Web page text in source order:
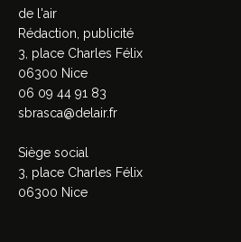
de l'air
Rédaction, publicité
3, place Charles Félix
06300 Nice
06 09 44 91 83
sbrasca@delair.fr
Siège social
3, place Charles Félix
06300 Nice